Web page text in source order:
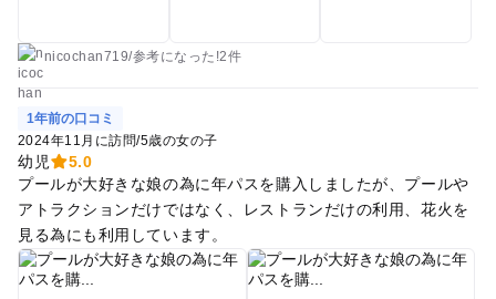
nicochan719/参考になった!2件
1年前の口コミ
2024年11月に訪問/5歳の女の子
幼児
5.0
プールが大好きな娘の為に年パスを購入しましたが、プールや
アトラクションだけではなく、レストランだけの利用、花火を
見る為にも利用しています。